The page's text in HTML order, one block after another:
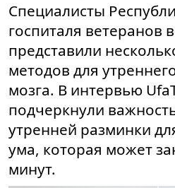
Специалисты
госпиталя ветеранов
представили
методов для
мозга. В интервью
подчеркнули
утренней разминки
ума, которая может
минут.